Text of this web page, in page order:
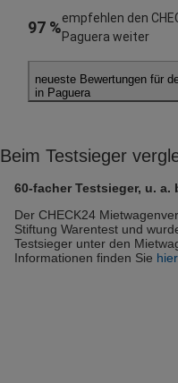
97 %
empfehlen den
Paguera weiter
neueste Bewertungen für
in Paguera
Abholort: Paguera
Michael Z.
abgegeben am 06.08.2026
Abholort: Paguera
Beim Testsieger
60-facher Testsieger, u.
Der CHECK24
Stiftung Warentest und
Testsieger unter den
Informationen finden Sie hier.